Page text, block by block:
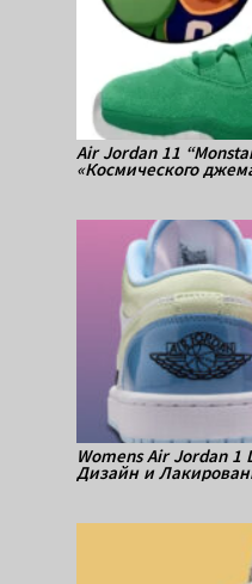
Air Jordan 11
«Космического
Womens Air Jordan
Дизайн и